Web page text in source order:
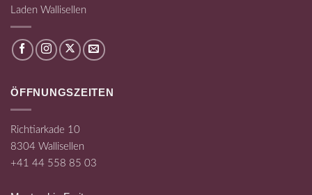
Laden Wallisellen
ÖFFNUNGSZEITEN
Richtiarkade 10
8304 Wallisellen
+41 44 558 85 03